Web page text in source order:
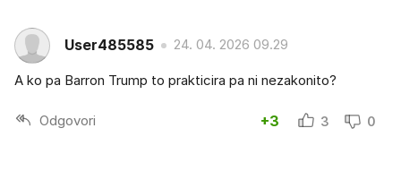
User485585 24. 04. 2026 09.29
A ko pa Barron Trump to prakticira pa ni nezakonito?
Odgovori +3 3 0